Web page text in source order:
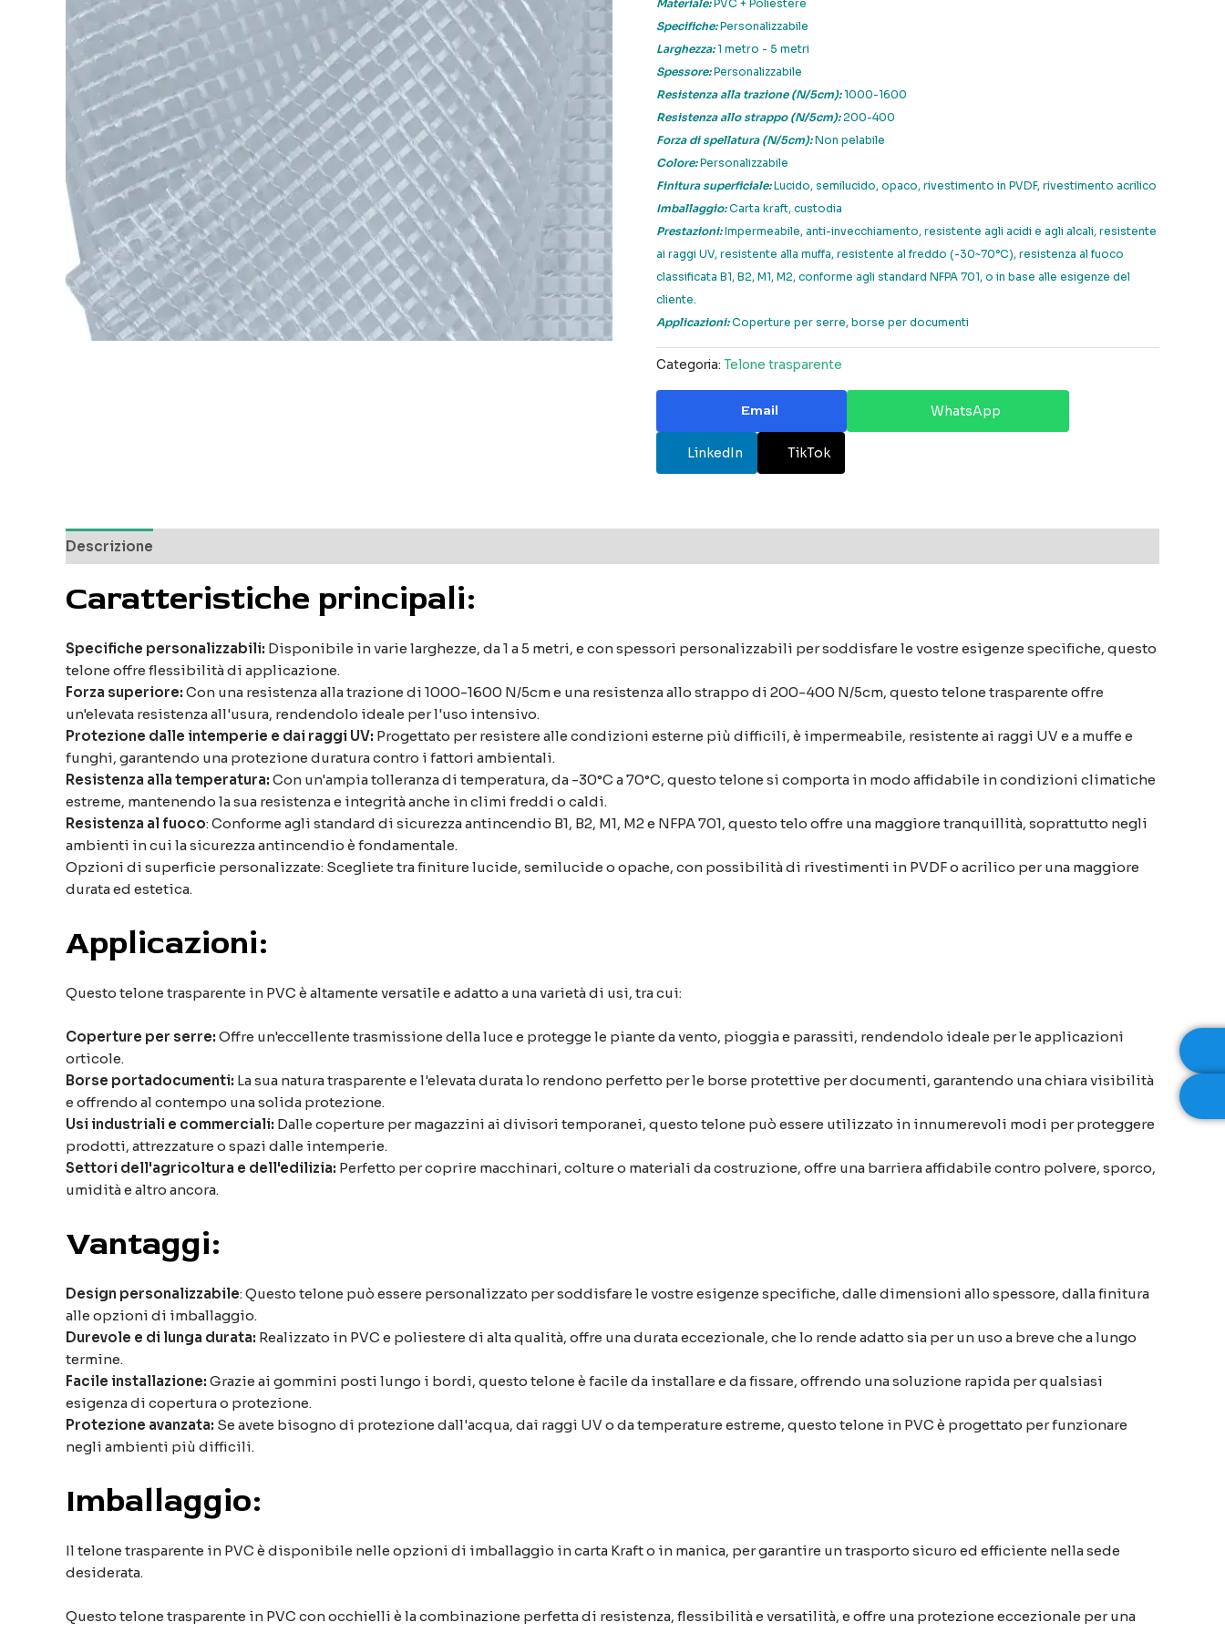
Materiale:PVC + Poliestere
Specifiche:Personalizzabile
Larghezza:1 metro - 5 metri
Spessore:Personalizzabile
Resistenza alla trazione (N/5cm):1000-1600
Resistenza allo strappo (N/5cm):200-400
Forza di spellatura (N/5cm):Non pelabile
Colore:Personalizzabile
Finitura superficiale:Lucido, semilucido, opaco, rivestimento in PVDF, rivestimento acrilico
Imballaggio:Carta kraft, custodia
Prestazioni:Impermeabile, anti-invecchiamento, resistente agli acidi e agli alcali, resistente
ai raggi UV, resistente alla muffa, resistente al freddo (-30~70°C), resistenza al fuoco
classificata B1, B2, M1, M2, conforme agli standard NFPA 701, o in base alle esigenze del
cliente.
Applicazioni:Coperture per serre, borse per documenti
Categoria: Telone trasparente
Email WhatsApp
LinkedIn TikTok
Descrizione
Caratteristiche principali:
Specifiche personalizzabili: Disponibile in varie larghezze, da 1 a 5 metri, e con spessori personalizzabili per soddisfare le vostre esigenze specifiche, questo
telone offre flessibilità di applicazione.
Forza superiore: Con una resistenza alla trazione di 1000-1600 N/5cm e una resistenza allo strappo di 200-400 N/5cm, questo telone trasparente offre
un'elevata resistenza all'usura, rendendolo ideale per l'uso intensivo.
Protezione dalle intemperie e dai raggi UV: Progettato per resistere alle condizioni esterne più difficili, è impermeabile, resistente ai raggi UV e a muffe e
funghi, garantendo una protezione duratura contro i fattori ambientali.
Resistenza alla temperatura: Con un'ampia tolleranza di temperatura, da -30°C a 70°C, questo telone si comporta in modo affidabile in condizioni climatiche
estreme, mantenendo la sua resistenza e integrità anche in climi freddi o caldi.
Resistenza al fuoco: Conforme agli standard di sicurezza antincendio B1, B2, M1, M2 e NFPA 701, questo telo offre una maggiore tranquillità, soprattutto negli
ambienti in cui la sicurezza antincendio è fondamentale.
Opzioni di superficie personalizzate: Scegliete tra finiture lucide, semilucide o opache, con possibilità di rivestimenti in PVDF o acrilico per una maggiore
durata ed estetica.
Applicazioni:
Questo telone trasparente in PVC è altamente versatile e adatto a una varietà di usi, tra cui:
Coperture per serre: Offre un'eccellente trasmissione della luce e protegge le piante da vento, pioggia e parassiti, rendendolo ideale per le applicazioni
orticole.
Borse portadocumenti: La sua natura trasparente e l'elevata durata lo rendono perfetto per le borse protettive per documenti, garantendo una chiara visibilità
e offrendo al contempo una solida protezione.
Usi industriali e commerciali: Dalle coperture per magazzini ai divisori temporanei, questo telone può essere utilizzato in innumerevoli modi per proteggere
prodotti, attrezzature o spazi dalle intemperie.
Settori dell'agricoltura e dell'edilizia: Perfetto per coprire macchinari, colture o materiali da costruzione, offre una barriera affidabile contro polvere, sporco,
umidità e altro ancora.
Vantaggi:
Design personalizzabile: Questo telone può essere personalizzato per soddisfare le vostre esigenze specifiche, dalle dimensioni allo spessore, dalla finitura
alle opzioni di imballaggio.
Durevole e di lunga durata: Realizzato in PVC e poliestere di alta qualità, offre una durata eccezionale, che lo rende adatto sia per un uso a breve che a lungo
termine.
Facile installazione: Grazie ai gommini posti lungo i bordi, questo telone è facile da installare e da fissare, offrendo una soluzione rapida per qualsiasi
esigenza di copertura o protezione.
Protezione avanzata: Se avete bisogno di protezione dall'acqua, dai raggi UV o da temperature estreme, questo telone in PVC è progettato per funzionare
negli ambienti più difficili.
Imballaggio:
Il telone trasparente in PVC è disponibile nelle opzioni di imballaggio in carta Kraft o in manica, per garantire un trasporto sicuro ed efficiente nella sede
desiderata.
Questo telone trasparente in PVC con occhielli è la combinazione perfetta di resistenza, flessibilità e versatilità, e offre una protezione eccezionale per una